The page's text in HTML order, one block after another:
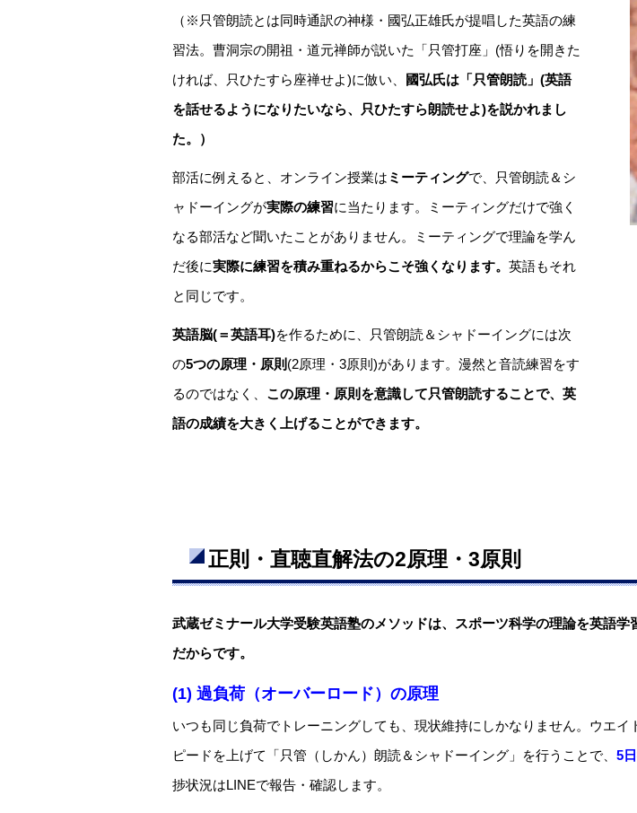
（※只管朗読とは同時通訳の神様・國弘正雄氏が提唱した英語の練
習法。曹洞宗の開祖・道元禅師が説いた「只管打座」(悟りを開きた
ければ、只ひたすら座禅せよ)に倣い、
國弘氏は「只管朗読」(英語
を話せるようになりたいなら、只ひたすら朗読せよ)を説かれまし
た。）
部活に例えると、オンライン授業は ミーティングで、只管朗読＆シ
ャドーイングが実際の練習に当たります。ミーティングだけで強く
なる部活など聞いたことがありません。ミーティングで理論を学ん
だ後に実際に練習を積み重ねるからこそ強くなります。 英語もそれ
と同じです。
英語脳(＝英語耳)を作るために、只管朗読＆シャドーイングには次
の5つの原理・原則 (2原理・3原則)があります。漫然と音読練習をす
るのではなく、 この原理・原則を意識して只管朗読することで、英
語の成績を大きく上げることができます。
正則・直聴直解法の2原理・3原則
武蔵ゼミナール大学受験英語塾のメソッドは、スポーツ科学の理論を英語
だからです。
(1) 過負荷（オーバーロード）の原理
いつも同じ負荷でトレーニングしても、現状維持にしかなりません。ウエ
ピードを上げて「只管（しかん）朗読＆シャドーイング」を行うことで、 5
捗状況はLINEで報告・確認します。